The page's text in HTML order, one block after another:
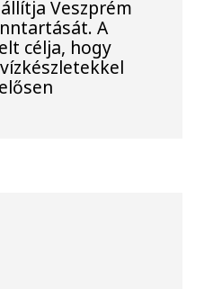
Veszprém
A
célja, hogy